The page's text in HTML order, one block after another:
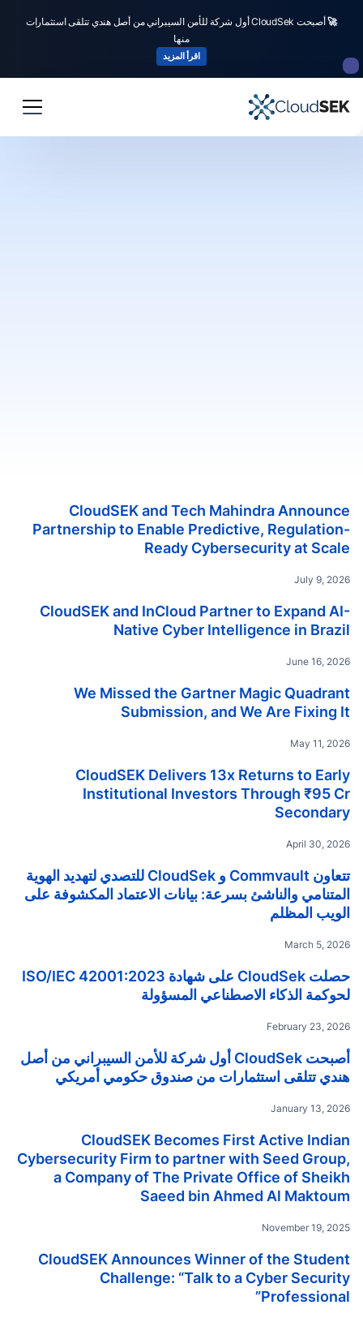
🚀
أصبحت CloudSek أول شركة للأمن السيبراني من أصل هندي تتلقى استثمارات
منها
اقرأ المزيد
CloudSEK and Tech Mahindra Announce
Partnership to Enable Predictive, Regulation-
Ready Cybersecurity at Scale
July 9, 2026
CloudSEK and InCloud Partner to Expand AI-
Native Cyber Intelligence in Brazil
June 16, 2026
We Missed the Gartner Magic Quadrant
Submission, and We Are Fixing It
May 11, 2026
CloudSEK Delivers 13x Returns to Early
Institutional Investors Through ₹95 Cr
Secondary
April 30, 2026
تتعاون Commvault و CloudSek للتصدي لتهديد الهوية
المتنامي والناشئ بسرعة: بيانات الاعتماد المكشوفة على
الويب المظلم
March 5, 2026
حصلت CloudSek على شهادة ISO/IEC 42001:2023
لحوكمة الذكاء الاصطناعي المسؤولة
February 23, 2026
أصبحت CloudSek أول شركة للأمن السيبراني من أصل
هندي تتلقى استثمارات من صندوق حكومي أمريكي
January 13, 2026
CloudSEK Becomes First Active Indian
Cybersecurity Firm to partner with Seed Group,
a Company of The Private Office of Sheikh
Saeed bin Ahmed Al Maktoum
November 19, 2025
CloudSEK Announces Winner of the Student
Challenge: “Talk to a Cyber Security
Professional”